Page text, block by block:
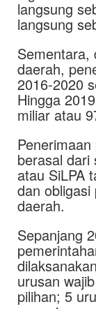
langsung
langsung
Sementara,
daerah,
2016-2020
Hingga
miliar atau
berasal dari
atau SiLPA
dan
daerah.
Sepanjang
urusan
pilihan; 5